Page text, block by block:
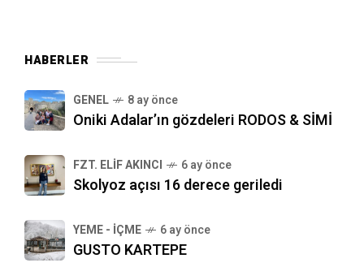
HABERLER
GENEL 8 ay önce
Oniki Adalar’ın gözdeleri RODOS & SİMİ
FZT. ELIF AKINCI 6 ay önce
Skolyoz açısı 16 derece geriledi
YEME - İÇME 6 ay önce
GUSTO KARTEPE